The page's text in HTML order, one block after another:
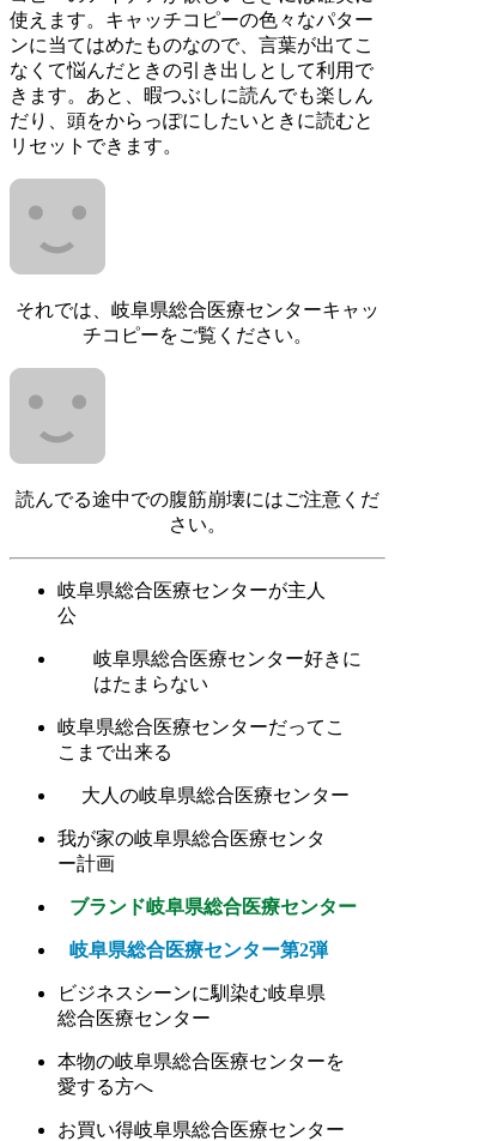
使えます。キャッチコピーの色々なパター
ンに当てはめたものなので、言葉が出てこ
なくて悩んだときの引き出しとして利用で
きます。あと、暇つぶしに読んでも楽しん
だり、頭をからっぽにしたいときに読むと
リセットできます。
それでは、岐阜県総合医療センターキャッ
チコピーをご覧ください。
読んでる途中での腹筋崩壊にはご注意くだ
さい。
岐阜県総合医療センターが主人
公
岐阜県総合医療センター好きに
はたまらない
岐阜県総合医療センターだってこ
こまで出来る
大人の岐阜県総合医療センター
我が家の岐阜県総合医療センタ
ー計画
ブランド岐阜県総合医療センター
岐阜県総合医療センター第2弾
ビジネスシーンに馴染む岐阜県
総合医療センター
本物の岐阜県総合医療センターを
愛する方へ
お買い得岐阜県総合医療センター